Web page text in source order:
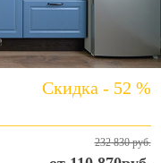
Скидка - 52 %
232 830 руб.